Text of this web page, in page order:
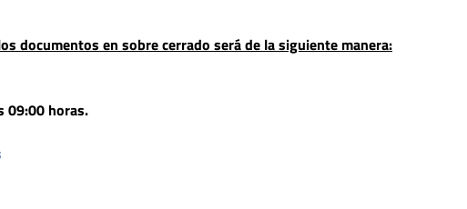
documentos en sobre cerrado será de la siguiente manera:
09:00 horas.